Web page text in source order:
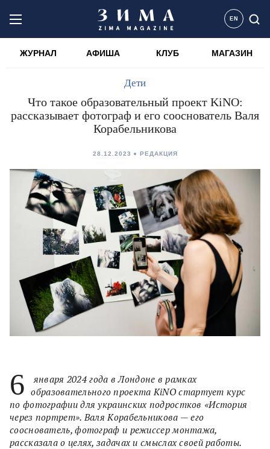
EN
ЖУРНАЛ АФИША КЛУБ МАГАЗИН
Дети
Что такое образовательный проект KiNO:
рассказывает фотограф и его сооснователь Валя
Корабельникова
28.12.2023 РЕДАКЦИЯ
6
января 2024 года в Лондоне в рамках
образовательного проекта KiNO стартует курс
по фотографии для украинских подростков «История
через портрет». Валя Корабельникова — его
сооснователь, фотограф и режиссер монтажа,
рассказала о целях, задачах и смыслах своей работы.